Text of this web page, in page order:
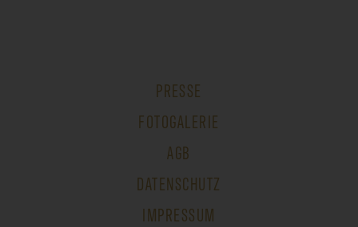
PRESSE
FOTOGALERIE
AGB
DATENSCHUTZ
IMPRESSUM